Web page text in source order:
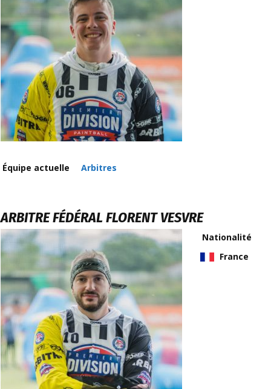
Équipe actuelle Arbitres
ARBITRE FÉDÉRALFLORENT VESVRE
Nationalité
France